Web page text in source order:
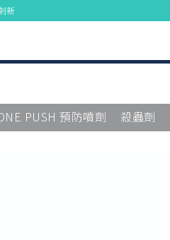
新
PUSH 預防噴劑 殺蟲劑